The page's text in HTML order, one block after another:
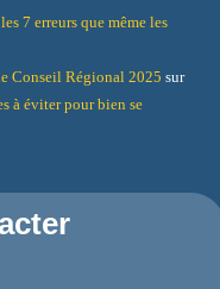
7 erreurs que même les
Conseil Régional 2025 sur
à éviter pour bien se